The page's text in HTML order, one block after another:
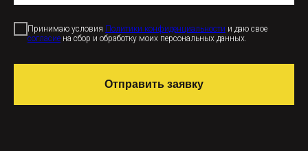
Принимаю условия Политики конфиденциальности и даю свое
согласие на сбор и обработку моих персональных данных.
Отправить заявку